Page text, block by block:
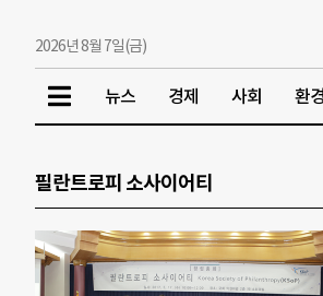
2026년 8월 7일(금)
뉴스 경제 사회 환경
필란트로피 소사이어티